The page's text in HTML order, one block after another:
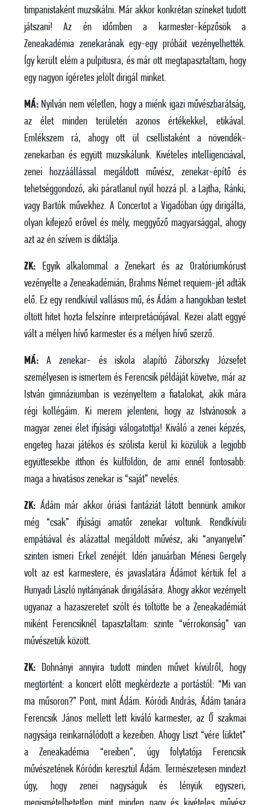
timpanistaként muzsikálni. Már akkor konkrétan színeket tudott
játszani! Az én időmben a karmester-képzősök a
Zeneakadémia zenekarának egy-egy próbáit vezényelhették.
Így került elém a pulpitusra, és már ott megtapasztaltam, hogy
egy nagyon ígéretes jelölt dirigál minket.
MÁ: Nyilván nem véletlen, hogy a miénk igazi művészbarátság,
az élet minden területén azonos értékekkel, etikával.
Emlékszem rá, ahogy ott ül csellistaként a növendék-
zenekarban és együtt muzsikálunk. Kivételes intelligenciával,
zenei hozzáállással megáldott művész, zenekar-építő és
tehetséggondozó, aki páratlanul nyúl hozzá pl. a Lajtha, Ránki,
vagy Bartók művekhez. A Concertot a Vigadóban úgy dirigálta,
olyan kifejező erővel és mély, meggyőző magyarsággal, ahogy
azt az én szívem is diktálja.
ZK: Egyik alkalommal a Zenekart és az Oratóriumkórust
vezényelte a Zeneakadémián, Brahms Német requiem-jét adták
elő. Ez egy rendkívül vallásos mű, és Ádám a hangokban testet
öltött hitet hozta felszínre interpretációjával. Kezei alatt eggyé
vált a mélyen hívő karmester és a mélyen hívő szerző.
MÁ: A zenekar- és iskola alapító Záborszky Józsefet
személyesen is ismertem és Ferencsik példáját követve, már az
István gimnáziumban is vezényeltem a fiatalokat, akik mára
régi kollégáim. Ki merem jelenteni, hogy az Istvánosok a
magyar zenei élet ifjúsági válogatottja! Kiváló a zenei képzés,
engeteg hazai játékos és szólista kerül ki közülük a legjobb
együttesekbe itthon és külföldön, de ami ennél fontosabb:
maga a hivatásos zenekar is “saját” nevelés.
ZK: Ádám már akkor óriási fantáziát látott bennünk amikor
még “csak” ifjúsági amatőr zenekar voltunk. Rendkívüli
empátiával és alázattal megáldott művész, aki “anyanyelvi”
szinten ismeri Erkel zenéjét. Idén januárban Ménesi Gergely
volt az est karmestere, és javaslatára Ádámot kértük fel a
Hunyadi László nyitányának dirigálására. Ahogy akkor vezényelt
ugyanaz a hazaszeretet szólt és töltötte be a Zeneakadémiát
miként Ferencsiknél tapasztaltam: szinte “vérrokonság” van
művészetük között.
ZK: Dohnányi annyira tudott minden művet kívülről, hogy
megtörtént: a koncert előtt megkérdezte a portástól: “Mi van
ma műsoron?” Pont, mint Ádám. Kóródi András, Ádám tanára
Ferencsik János mellett lett kiváló karmester, az Ő szakmai
nagysága reinkarnálódott a kezeiben. Ahogy Liszt “vére lüktet”
a Zeneakadémia “ereiben”, úgy folytatója Ferencsik
művészetének Kóródin keresztül Ádám. Természetesen mindezt
úgy, hogy zenei nagyságuk és lényük egyszeri,